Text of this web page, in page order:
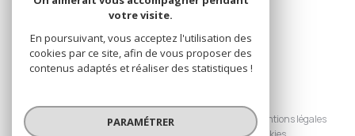
SE CONNECTER
Nos honoraires
Nos partenaires
Mentions légales
votre visite.
En poursuivant, vous acceptez l'utilisation des
cookies par ce site, afin de vous proposer des
contenus adaptés et réaliser des statistiques !
PARAMÉTRER